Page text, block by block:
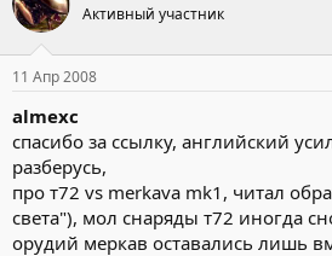
Активный участник
11 Апр 2008
almexc
спасибо за ссылку, английский
разберусь,
про т72 vs merkava mk1, читал
света"), мол снаряды т72 иногда
орудий меркав оставались лишь